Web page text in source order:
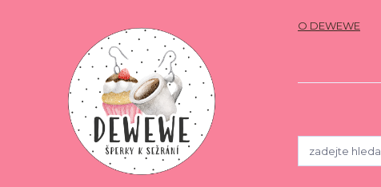
O DEWEWE